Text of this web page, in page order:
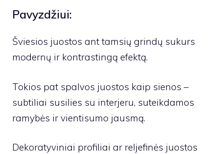
Pavyzdžiui:
Šviesios juostos ant tamsių grindų sukurs
modernų ir kontrastingą efektą.
Tokios pat spalvos juostos kaip sienos –
subtiliai susilies su interjeru, suteikdamos
ramybės ir vientisumo jausmą.
Dekoratyviniai profiliai ar reljefinės juostos